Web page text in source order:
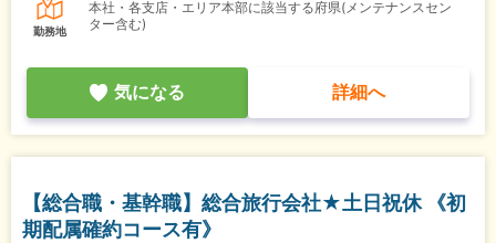
勤務地
本社・各支店・エリア本部に該当する府県(メンテナンスセン
ター含む)
気になる 詳細へ
【総合職・基幹職】総合旅行会社★土日祝休 《初
期配属確約コース有》